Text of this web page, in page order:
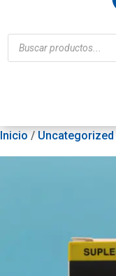
Búsqueda
de
productos
Inicio / Uncategorized